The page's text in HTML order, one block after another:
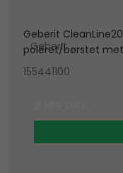
Geberit
poleret/børstet
Geberit
155441100